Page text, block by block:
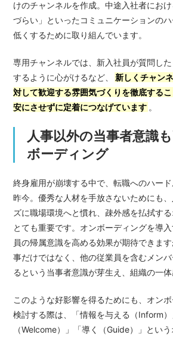
けのチャンネルを作成。中途入社者にお
づらい」といったコミュニケーションの
低くするために取り組んでいます。
専用チャンネルでは、新入社員が質問し
するように心がけるなど、
新しくチャン
対して歓迎する雰囲気づくりを徹底する
安にさせずに定着につなげています 。
人事以外の当事者意識
ボーディング
終身雇用が崩壊する中で、転職へのハー
昨今。優秀な人材を手放さないためにも
ズに職場環境へと慣れ、疎外感を払拭す
とても重要です。オンボーディングを導
員の帰属意識を高める効果が期待できま
事だけではなく、他の従業員を含むメン
るという当事者意識が芽生え、組織の一体
このような好影響を得るためにも、オン
検討する際は、「情報を与える（Inform
（Welcome）」「導く（Guide）」とい